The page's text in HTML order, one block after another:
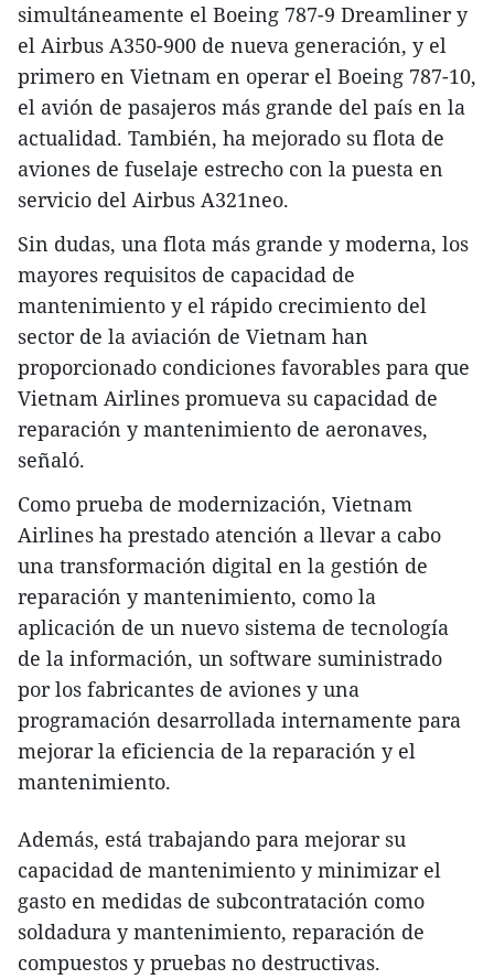
simultáneamente el Boeing 787-9 Dreamliner y
el Airbus A350-900 de nueva generación, y el
primero en Vietnam en operar el Boeing 787-10,
el avión de pasajeros más grande del país en la
actualidad. También, ha mejorado su flota de
aviones de fuselaje estrecho con la puesta en
servicio del Airbus A321neo.
Sin dudas, una flota más grande y moderna, los
mayores requisitos de capacidad de
mantenimiento y el rápido crecimiento del
sector de la aviación de Vietnam han
proporcionado condiciones favorables para que
Vietnam Airlines promueva su capacidad de
reparación y mantenimiento de aeronaves,
señaló.
Como prueba de modernización, Vietnam
Airlines ha prestado atención a llevar a cabo
una transformación digital en la gestión de
reparación y mantenimiento, como la
aplicación de un nuevo sistema de tecnología
de la información, un software suministrado
por los fabricantes de aviones y una
programación desarrollada internamente para
mejorar la eficiencia de la reparación y el
mantenimiento.
Además, está trabajando para mejorar su
capacidad de mantenimiento y minimizar el
gasto en medidas de subcontratación como
soldadura y mantenimiento, reparación de
compuestos y pruebas no destructivas.